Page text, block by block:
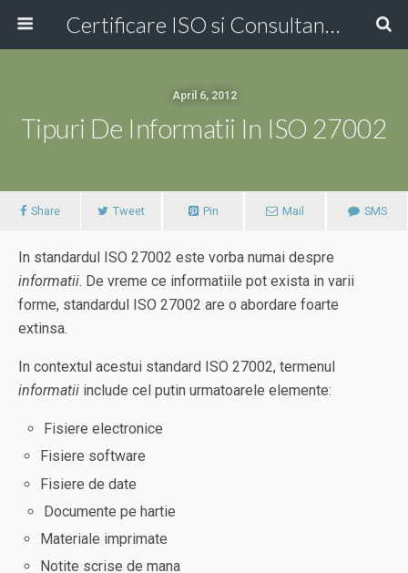
Certificare ISO si Consultanta ISO Online!
April 6, 2012
Tipuri De Informatii In ISO 27002
Share Tweet Pin Mail SMS
In standardul ISO 27002 este vorba numai despre
informatii. De vreme ce informatiile pot exista in varii
forme, standardul ISO 27002 are o abordare foarte
extinsa.
In contextul acestui standard ISO 27002, termenul
informatii include cel putin urmatoarele elemente:
Fisiere electronice
Fisiere software
Fisiere de date
Documente pe hartie
Materiale imprimate
Notite scrise de mana